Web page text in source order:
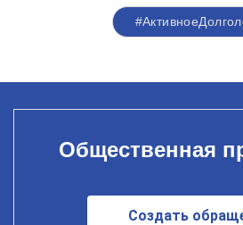
Общественная
Создать